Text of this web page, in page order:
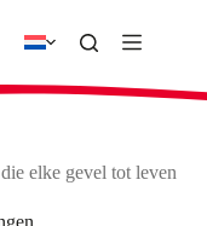
elke gevel tot leven